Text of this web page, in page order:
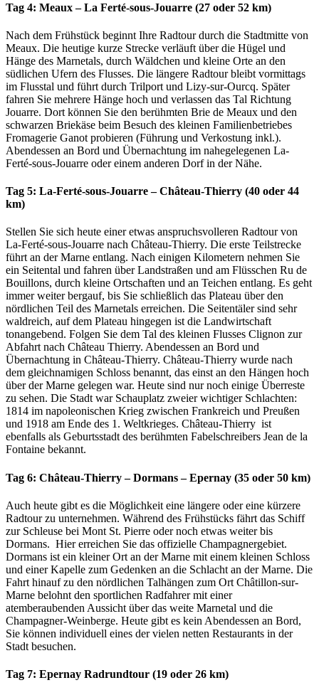
Tag 4: Meaux – La Ferté-sous-Jouarre (27 oder 52 km)
Nach dem Frühstück beginnt Ihre Radtour durch die Stadtmitte von
Meaux. Die heutige kurze Strecke verläuft über die Hügel und
Hänge des Marnetals, durch Wäldchen und kleine Orte an den
südlichen Ufern des Flusses. Die längere Radtour bleibt vormittags
im Flusstal und führt durch Trilport und Lizy-sur-Ourcq. Später
fahren Sie mehrere Hänge hoch und verlassen das Tal Richtung
Jouarre. Dort können Sie den berühmten Brie de Meaux und den
schwarzen Briekäse beim Besuch des kleinen Familienbetriebes
Fromagerie Ganot probieren (Führung und Verkostung inkl.).
Abendessen an Bord und Übernachtung im nahegelegenen La-
Ferté-sous-Jouarre oder einem anderen Dorf in der Nähe.
Tag 5: La-Ferté-sous-Jouarre – Château-Thierry (40 oder 44
km)
Stellen Sie sich heute einer etwas anspruchsvolleren Radtour von
La-Ferté-sous-Jouarre nach Château-Thierry. Die erste Teilstrecke
führt an der Marne entlang. Nach einigen Kilometern nehmen Sie
ein Seitental und fahren über Landstraßen und am Flüsschen Ru de
Bouillons, durch kleine Ortschaften und an Teichen entlang. Es geht
immer weiter bergauf, bis Sie schließlich das Plateau über den
nördlichen Teil des Marnetals erreichen. Die Seitentäler sind sehr
waldreich, auf dem Plateau hingegen ist die Landwirtschaft
tonangebend. Folgen Sie dem Tal des kleinen Flusses Clignon zur
Abfahrt nach Château Thierry. Abendessen an Bord und
Übernachtung in Château-Thierry. Château-Thierry wurde nach
dem gleichnamigen Schloss benannt, das einst an den Hängen hoch
über der Marne gelegen war. Heute sind nur noch einige Überreste
zu sehen. Die Stadt war Schauplatz zweier wichtiger Schlachten:
1814 im napoleonischen Krieg zwischen Frankreich und Preußen
und 1918 am Ende des 1. Weltkrieges. Château-Thierry ist
ebenfalls als Geburtsstadt des berühmten Fabelschreibers Jean de la
Fontaine bekannt.
Tag 6: Château-Thierry – Dormans – Epernay (35 oder 50 km)
Auch heute gibt es die Möglichkeit eine längere oder eine kürzere
Radtour zu unternehmen. Während des Frühstücks fährt das Schiff
zur Schleuse bei Mont St. Pierre oder noch etwas weiter bis
Dormans. Hier erreichen Sie das offizielle Champagnergebiet.
Dormans ist ein kleiner Ort an der Marne mit einem kleinen Schloss
und einer Kapelle zum Gedenken an die Schlacht an der Marne. Die
Fahrt hinauf zu den nördlichen Talhängen zum Ort Châtillon-sur-
Marne belohnt den sportlichen Radfahrer mit einer
atemberaubenden Aussicht über das weite Marnetal und die
Champagner-Weinberge. Heute gibt es kein Abendessen an Bord,
Sie können individuell eines der vielen netten Restaurants in der
Stadt besuchen.
Tag 7: Epernay Radrundtour (19 oder 26 km)